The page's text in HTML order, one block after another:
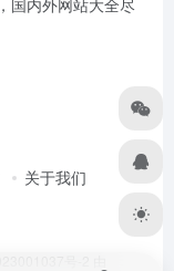
国内外网站大全尽
关于我们